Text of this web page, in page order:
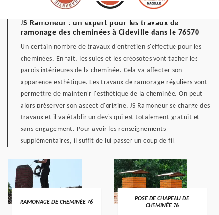
JS Ramoneur : un expert pour les travaux de
ramonage des cheminées à Cideville dans le 76570
Un certain nombre de travaux d'entretien s'effectue pour les
cheminées. En fait, les suies et les créosotes vont tacher les
parois intérieures de la cheminée. Cela va affecter son
apparence esthétique. Les travaux de ramonage réguliers vont
permettre de maintenir l'esthétique de la cheminée. On peut
alors préserver son aspect d'origine. JS Ramoneur se charge des
travaux et il va établir un devis qui est totalement gratuit et
sans engagement. Pour avoir les renseignements
supplémentaires, il suffit de lui passer un coup de fil.
RAMONAGE DE CHEMINÉE 76
POSE DE CHAPEAU DE
CHEMINÉE 76